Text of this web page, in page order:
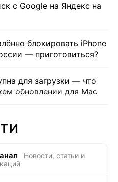
с Google на Яндекс на
блокировать iPhone
— приготовиться?
для загрузки — что
обновлении для Mac
Новости, статьи и